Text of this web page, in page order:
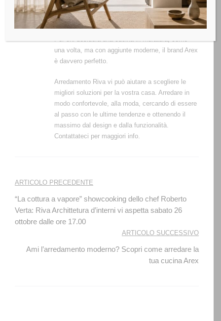
cucina. Inoltre, Arex è molto famoso per preferire i
dettagli ergonomici, senza contare che punta
tantissimo sullo stile funzionale e sull’high tech.
una volta, ma con aggiunte moderne, il brand Arex
è davvero perfetto.
Arredamento Riva vi può aiutare a scegliere le
migliori soluzioni per la vostra casa. Arredare in
modo confortevole, alla moda, cercando di essere
al passo con le ultime tendenze e ottenendo il
massimo dal design e dalla funzionalità.
Contattateci per maggiori info.
Navigazione
articoli
ARTICOLO PRECEDENTE
“La cottura a vapore” showcooking dello chef Roberto
Verta: Riva Archittetura d’interni vi aspetta sabato 26
ottobre dalle ore 17.00
ARTICOLO SUCCESSIVO
Ami l’arredamento moderno? Scopri come arredare la
tua cucina Arex